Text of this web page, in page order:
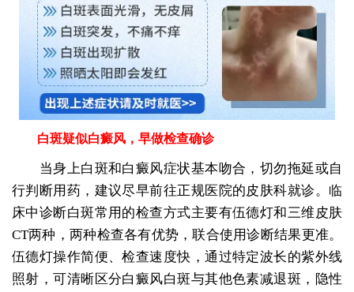
白斑疑似白癜风，早做检查确诊
当身上白斑和白癜风症状基本吻合，切勿拖延或自
行判断用药，建议尽早前往正规医院的皮肤科就诊。临
床中诊断白斑常用的检查方式主要有伍德灯和三维皮肤
CT两种，两种检查各有优势，联合使用诊断结果更准。
伍德灯操作简便、检查速度快，通过特定波长的紫外线
照射，可清晰区分白癜风白斑与其他色素减退斑，隐性